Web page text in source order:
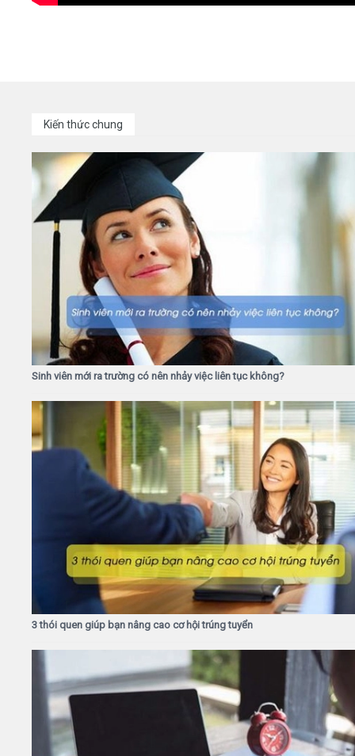
Kiến thức chung
Sinh viên mới ra trường có nên nhảy việc liên tục không?
3 thói quen giúp bạn nâng cao cơ hội trúng tuyển